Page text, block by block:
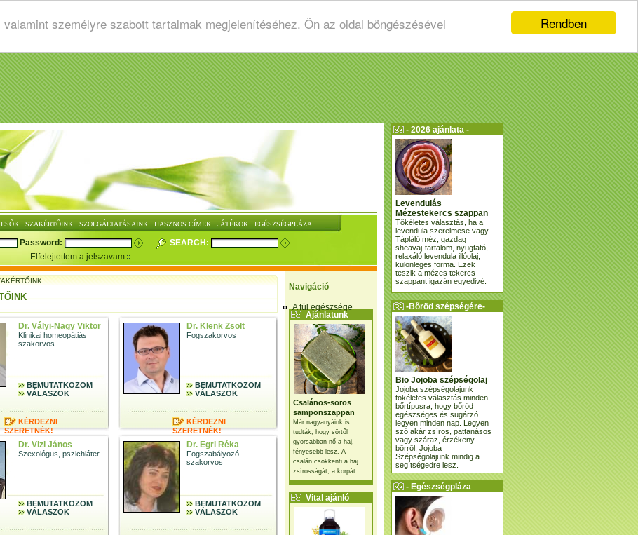
Rendben
személyre szabott tartalmak megjelenítéséhez. Ön az oldal böngészésével
: SZAKÉRTŐINK : SZOLGÁLTATÁSAINK : HASZNOS CÍMEK : JÁTÉKOK : EGÉSZSÉGPLÁZA
Password:
SEARCH:
Elfelejtettem a jelszavam
Navigáció
A fül egészsége
Ajánlatunk
Csalános-sörös
samponszappan
Már nagyanyáink is
tudták, hogy sörtől
gyorsabban nő a haj,
fényesebb lesz. A
csalán csökkenti a haj
zsírosságát, a korpát.
Vital ajánló
Dr. Vályi-Nagy Viktor
Klinikai homeopátiás
szakorvos
BEMUTATKOZOM
VÁLASZOK
KÉRDEZNI
SZERETNÉK!
Dr. Klenk Zsolt
Fogszakorvos
BEMUTATKOZOM
VÁLASZOK
KÉRDEZNI
SZERETNÉK!
Dr. Vizi János
Szexológus, pszichiáter
BEMUTATKOZOM
VÁLASZOK
Dr. Egri Réka
Fogszabályozó
szakorvos
BEMUTATKOZOM
VÁLASZOK
- 2026 ajánlata -
Levendulás
Mézestekercs szappan
Tökéletes választás, ha a
levendula szerelmese vagy.
Tápláló méz, gazdag
sheavaj-tartalom, nyugtató,
relaxáló levendula illóolaj,
különleges forma. Ezek
teszik a mézes tekercs
szappant igazán egyedivé.
-Bőröd szépségére-
Bio Jojoba szépségolaj
Jojoba szépségolajunk
tökéletes választás minden
bőrtípusra, hogy bőröd
egészséges és sugárzó
legyen minden nap. Legyen
szó akár zsíros, pattanásos
vagy száraz, érzékeny
bőrről, Jojoba
Szépségolajunk mindig a
segítségedre lesz.
- Egészségpláza
ajánlatunk -